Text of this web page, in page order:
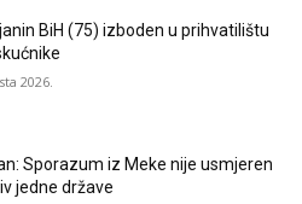
BiH (75) izboden u prihvatilištu
2026.
Sporazum iz Meke nije usmjeren
jedne države